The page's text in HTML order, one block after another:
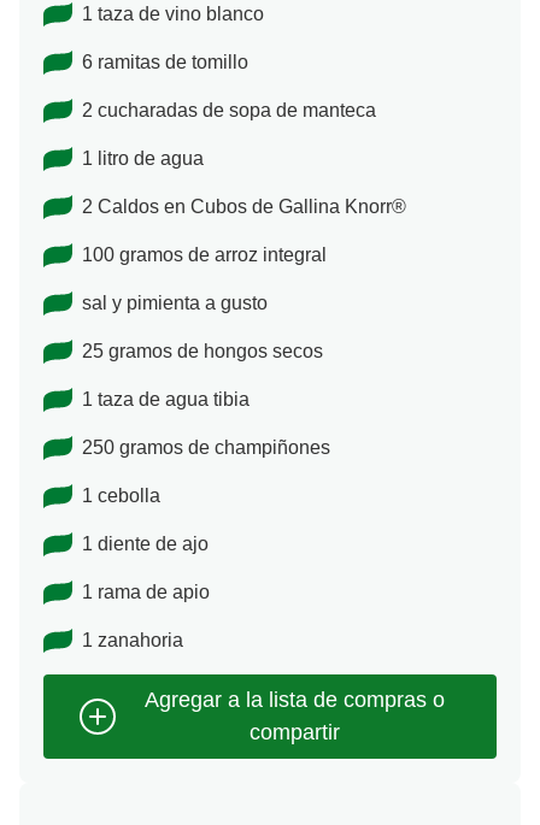
1 taza de vino blanco
6 ramitas de tomillo
2 cucharadas de sopa de manteca
1 litro de agua
2 Caldos en Cubos de Gallina Knorr®
100 gramos de arroz integral
sal y pimienta a gusto
25 gramos de hongos secos
1 taza de agua tibia
250 gramos de champiñones
1 cebolla
1 diente de ajo
1 rama de apio
1 zanahoria